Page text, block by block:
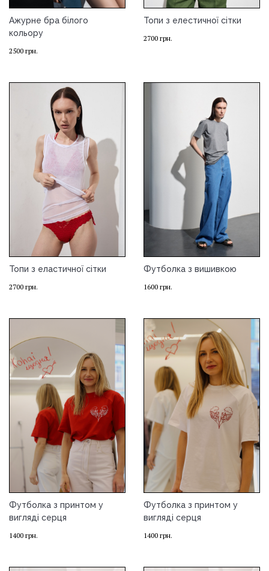
Ажурне бра білого
кольору
2500 грн.
Топи з елестичної сітки
2700 грн.
Топи з еластичної сітки
2700 грн.
Футболка з вишивкою
1600 грн.
Футболка з принтом у
вигляді серця
1400 грн.
Футболка з принтом у
вигляді серця
1400 грн.